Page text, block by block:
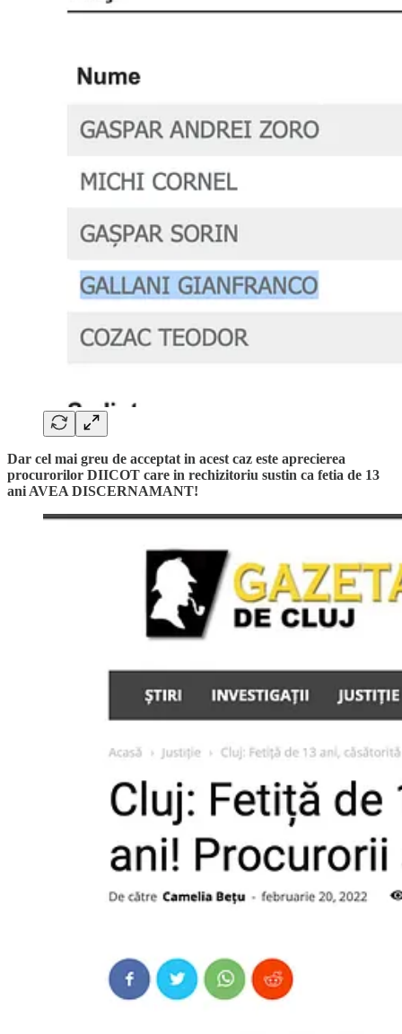
Dar cel mai greu de acceptat in acest caz este aprecierea
procurorilor DIICOT care in rechizitoriu sustin ca fetia de 13
ani AVEA DISCERNAMANT!